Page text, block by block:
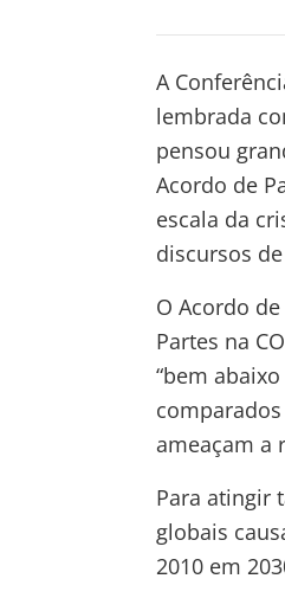
A
lembrada
pensou
Acordo de
escala da
discursos
O Acordo
Partes na
“bem
ameaçam a
Para atingir
globais
2010 em